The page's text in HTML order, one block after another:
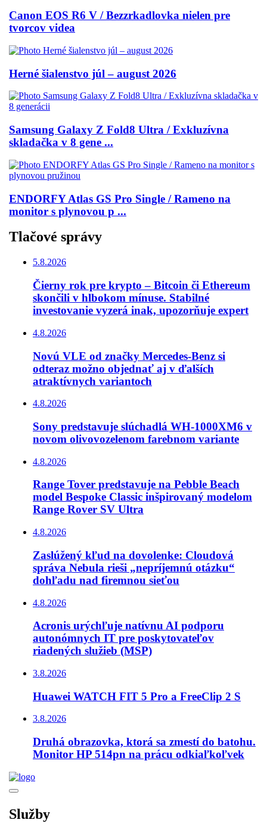
Canon EOS R6 V / Bezzrkadlovka nielen pre
tvorcov videa
Herné šialenstvo júl – august 2026
Samsung Galaxy Z Fold8 Ultra / Exkluzívna
skladačka v 8 gene ...
ENDORFY Atlas GS Pro Single / Rameno na
monitor s plynovou p ...
Tlačové správy
5.8.2026
Čierny rok pre krypto – Bitcoin či Ethereum
skončili v hlbokom mínuse. Stabilné
investovanie vyzerá inak, upozorňuje expert
4.8.2026
Novú VLE od značky Mercedes-Benz si
odteraz možno objednať aj v ďalších
atraktívnych variantoch
4.8.2026
Sony predstavuje slúchadlá WH-1000XM6 v
novom olivovozelenom farebnom variante
4.8.2026
Range Tover predstavuje na Pebble Beach
model Bespoke Classic inšpirovaný modelom
Range Rover SV Ultra
4.8.2026
Zaslúžený kľud na dovolenke: Cloudová
správa Nebula rieši „nepríjemnú otázku“
dohľadu nad firemnou sieťou
4.8.2026
Acronis urýchľuje natívnu AI podporu
autonómnych IT pre poskytovateľov
riadených služieb (MSP)
3.8.2026
Huawei WATCH FIT 5 Pro a FreeClip 2 S
3.8.2026
Druhá obrazovka, ktorá sa zmestí do batohu.
Monitor HP 514pn na prácu odkiaľkoľvek
Služby